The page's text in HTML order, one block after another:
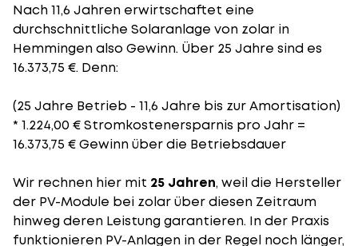
Nach 11,6 Jahren erwirtschaftet eine
durchschnittliche Solaranlage von zolar in
Hemmingen also Gewinn. Über 25 Jahre sind es
16.373,75 €. Denn:
(25 Jahre Betrieb - 11,6 Jahre bis zur Amortisation)
* 1.224,00 € Stromkostenersparnis pro Jahr =
16.373,75 € Gewinn über die Betriebsdauer
Wir rechnen hier mit 25 Jahren, weil die Hersteller
der PV-Module bei zolar über diesen Zeitraum
hinweg deren Leistung garantieren. In der Praxis
funktionieren PV-Anlagen in der Regel noch länger,